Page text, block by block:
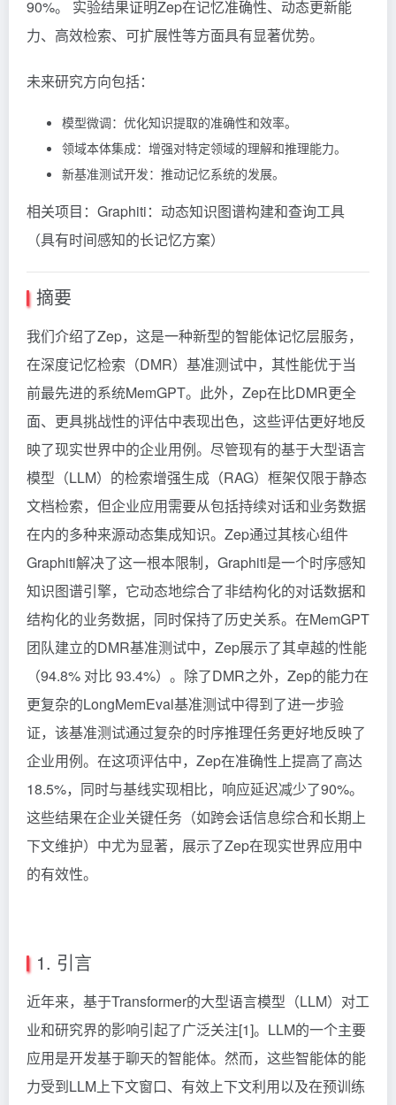
90%。 实验结果证明Zep在记忆准确性、动态更新能
力、高效检索、可扩展性等方面具有显著优势。
未来研究方向包括：
模型微调：优化知识提取的准确性和效率。
领域本体集成：增强对特定领域的理解和推理能力。
新基准测试开发：推动记忆系统的发展。
相关项目： Graphiti：动态知识图谱构建和查询工具
（具有时间感知的长记忆方案）
摘要
我们介绍了Zep，这是一种新型的智能体记忆层服务，
在深度记忆检索（DMR）基准测试中，其性能优于当
前最先进的系统MemGPT。此外，Zep在比DMR更全
面、更具挑战性的评估中表现出色，这些评估更好地反
映了现实世界中的企业用例。尽管现有的基于大型语言
模型（LLM）的检索增强生成（RAG）框架仅限于静态
文档检索，但企业应用需要从包括持续对话和业务数据
在内的多种来源动态集成知识。Zep通过其核心组件
Graphiti解决了这一根本限制，Graphiti是一个时序感知
知识图谱引擎，它动态地综合了非结构化的对话数据和
结构化的业务数据，同时保持了历史关系。在MemGPT
团队建立的DMR基准测试中，Zep展示了其卓越的性能
（94.8% 对比 93.4%）。除了DMR之外，Zep的能力在
更复杂的LongMemEval基准测试中得到了进一步验
证，该基准测试通过复杂的时序推理任务更好地反映了
企业用例。在这项评估中，Zep在准确性上提高了高达
18.5%，同时与基线实现相比，响应延迟减少了90%。
这些结果在企业关键任务（如跨会话信息综合和长期上
下文维护）中尤为显著，展示了Zep在现实世界应用中
的有效性。
1. 引言
近年来，基于Transformer的大型语言模型（LLM）对工
业和研究界的影响引起了广泛关注[1]。LLM的一个主要
应用是开发基于聊天的智能体。然而，这些智能体的能
力受到LLM上下文窗口、有效上下文利用以及在预训练